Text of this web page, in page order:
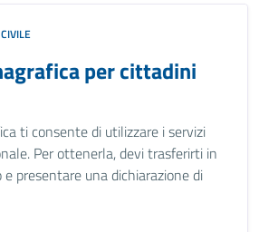
per cittadini
ti consente di utilizzare i servizi
Per ottenerla, devi trasferirti in
presentare una dichiarazione di